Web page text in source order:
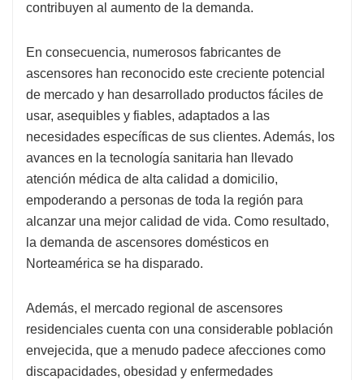
contribuyen al aumento de la demanda.
En consecuencia, numerosos fabricantes de
ascensores han reconocido este creciente potencial
de mercado y han desarrollado productos fáciles de
usar, asequibles y fiables, adaptados a las
necesidades específicas de sus clientes. Además, los
avances en la tecnología sanitaria han llevado
atención médica de alta calidad a domicilio,
empoderando a personas de toda la región para
alcanzar una mejor calidad de vida. Como resultado,
la demanda de ascensores domésticos en
Norteamérica se ha disparado.
Además, el mercado regional de ascensores
residenciales cuenta con una considerable población
envejecida, que a menudo padece afecciones como
discapacidades, obesidad y enfermedades